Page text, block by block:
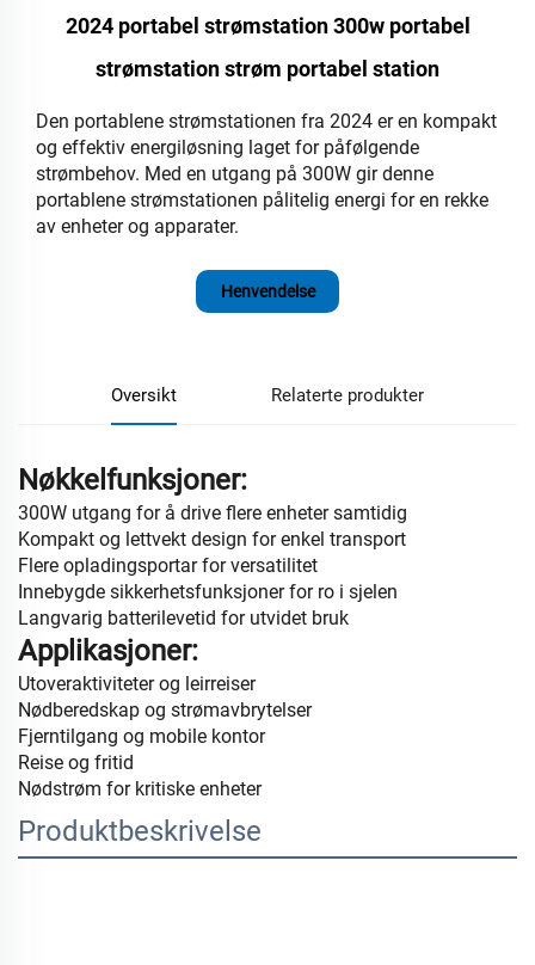
2024 portabel strømstation 300w portabel
strømstation strøm portabel station
Den portablene strømstationen fra 2024 er en kompakt
og effektiv energiløsning laget for påfølgende
strømbehov. Med en utgang på 300W gir denne
portablene strømstationen pålitelig energi for en rekke
av enheter og apparater.
Henvendelse
Oversikt Relaterte produkter
Nøkkelfunksjoner:
300W utgang for å drive flere enheter samtidig
Kompakt og lettvekt design for enkel transport
Flere opladingsportar for versatilitet
Innebygde sikkerhetsfunksjoner for ro i sjelen
Langvarig batterilevetid for utvidet bruk
Applikasjoner:
Utoveraktiviteter og leirreiser
Nødberedskap og strømavbrytelser
Fjerntilgang og mobile kontor
Reise og fritid
Nødstrøm for kritiske enheter
Produktbeskrivelse